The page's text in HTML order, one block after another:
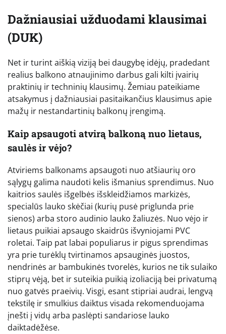
Dažniausiai užduodami klausimai
(DUK)
Net ir turint aiškią viziją bei daugybę idėjų, pradedant
realius balkono atnaujinimo darbus gali kilti įvairių
praktinių ir techninių klausimų. Žemiau pateikiame
atsakymus į dažniausiai pasitaikančius klausimus apie
mažų ir nestandartinių balkonų įrengimą.
Kaip apsaugoti atvirą balkoną nuo lietaus,
saulės ir vėjo?
Atviriems balkonams apsaugoti nuo atšiaurių oro
sąlygų galima naudoti kelis išmanius sprendimus. Nuo
kaitrios saulės išgelbės išskleidžiamos markizės,
specialūs lauko skėčiai (kurių pusė priglunda prie
sienos) arba storo audinio lauko žaliuzės. Nuo vėjo ir
lietaus puikiai apsaugo skaidrūs išvyniojami PVC
roletai. Taip pat labai populiarus ir pigus sprendimas
yra prie turėklų tvirtinamos apsauginės juostos,
nendrinės ar bambukinės tvorelės, kurios ne tik sulaiko
stiprų vėją, bet ir suteikia puikią izoliaciją bei privatumą
nuo gatvės praeivių. Visgi, esant stipriai audrai, lengvą
tekstilę ir smulkius daiktus visada rekomenduojama
įnešti į vidų arba paslėpti sandariose lauko
daiktadėžėse.